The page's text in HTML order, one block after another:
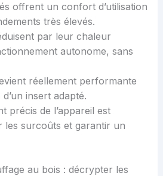
offrent un confort d’utilisation
très élevés.
par leur chaleur
autonome, sans
réellement performante
d’un insert adapté.
précis de l’appareil est
les surcoûts et garantir un
au bois : décrypter les